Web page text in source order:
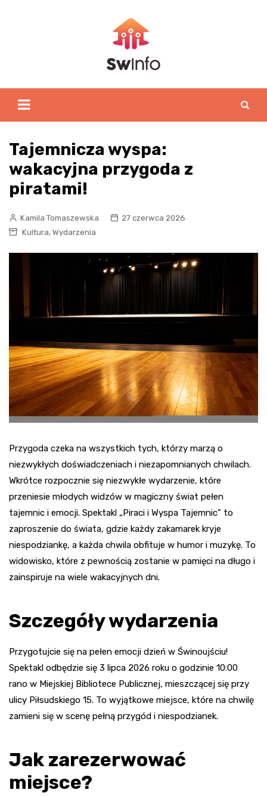
Tajemnicza wyspa:
wakacyjna przygoda z
piratami!
Kamila Tomaszewska
27 czerwca 2026
Kultura, Wydarzenia
Przygoda czeka na wszystkich tych, którzy marzą o
niezwykłych doświadczeniach i niezapomnianych chwilach.
Wkrótce rozpocznie się niezwykłe wydarzenie, które
przeniesie młodych widzów w magiczny świat pełen
tajemnic i emocji. Spektakl „Piraci i Wyspa Tajemnic” to
zaproszenie do świata, gdzie każdy zakamarek kryje
niespodziankę, a każda chwila obfituje w humor i muzykę. To
widowisko, które z pewnością zostanie w pamięci na długo i
zainspiruje na wiele wakacyjnych dni.
Szczegóły wydarzenia
Przygotujcie się na pełen emocji dzień w Świnoujściu!
Spektakl odbędzie się 3 lipca 2026 roku o godzinie 10:00
rano w Miejskiej Bibliotece Publicznej, mieszczącej się przy
ulicy Piłsudskiego 15. To wyjątkowe miejsce, które na chwilę
zamieni się w scenę pełną przygód i niespodzianek.
Jak zarezerwować
miejsce?